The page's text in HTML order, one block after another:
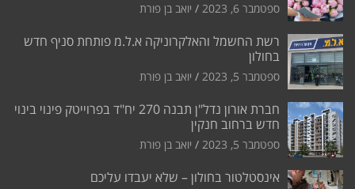
ספטמבר 6, 2023 יואב בן פורת
רשת החשמל והאלקרוניקה א.ל.מ פותחת סניף חדש
בחולון
ספטמבר 5, 2023 יואב בן פורת
חברת אורון נדל"ן תבנה 270 יח"ד בפרוייטק פינוי בינוי
חדש ברחוב חנקין
ספטמבר 5, 2023 יואב בן פורת
אינסטלטור בחולון – שלא יעבדו עליכם